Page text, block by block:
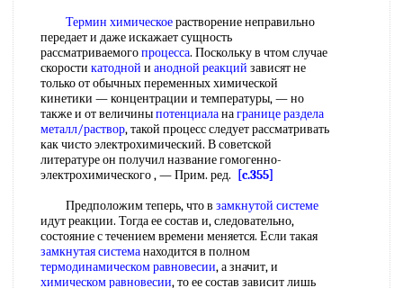
Термин химическоерастворение неправильно
передает и даже искажает сущность
рассматриваемогопроцесса. Поскольку в чтом случае
скорости катодной и анодной реакций зависят не
только от обычных переменных химической
кинетики — концентрации и температуры, — но
также и от величиныпотенциаланагранице раздела
металл/раствор, такой процесс следует рассматривать
как чисто электрохимический. В советской
литературе он получил название гомогенно-
электрохимического , — Прим. ред.
[c.355]
Предположим теперь, что в замкнутой системе
идут реакции. Тогда ее состав и, следовательно,
состояние с течением времени меняется. Если такая
замкнутая системанаходится в полном
термодинамическом равновесии, а значит, и
химическом равновесии, то ее состав зависит лишь